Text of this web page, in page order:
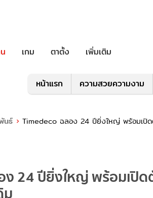
เกม ตาตั้ง เพิ่มเติม
หน้าแรก ความสวยความงาม
นธ์ Timedeco ฉลอง 24 ปียิ่งใหญ่ พร้อมเปิด
ง 24 ปียิ่งใหญ่ พร้อมเปิ